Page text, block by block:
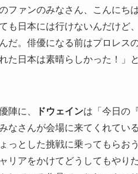
ファンのみなさん、こんにち
も日本には行けないんだけど
だ。俳優になる前はプロレス
た日本は素晴らしかった！」
陣に、 ドウェインは「今日の
なさんが会場に来てくれてい
っとした挑戦に乗ってもら
リアをかけてどうしてもや